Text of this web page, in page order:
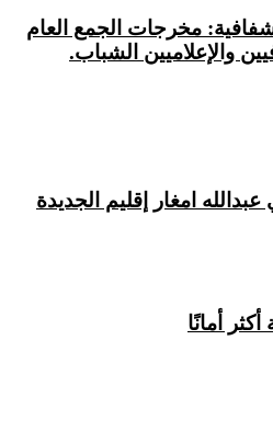
مخرجات الجمع العام
والإعلاميين الشباب.
امغار إقليم الجديدة
أمانًا